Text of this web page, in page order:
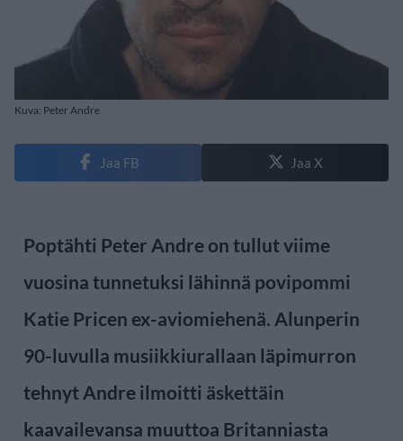
Kuva: Peter Andre
Jaa FB Jaa X
Poptähti Peter Andre on tullut viime
vuosina tunnetuksi lähinnä povipommi
Katie Pricen ex-aviomiehenä. Alunperin
90-luvulla musiikkiurallaan läpimurron
tehnyt Andre ilmoitti äskettäin
kaavailevansa muuttoa Britanniasta